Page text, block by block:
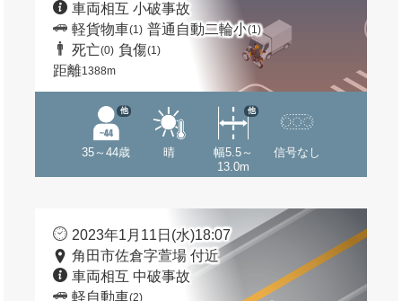
車両相互 小破事故
軽貨物車(1) 普通自動二輪小(1)
死亡(0) 負傷(1)
距離1388m
35～44歳
他
晴
幅5.5～
13.0m
他
信号なし
2023年1月11日(水)18:07
角田市佐倉字萱場 付近
車両相互 中破事故
軽自動車(2)